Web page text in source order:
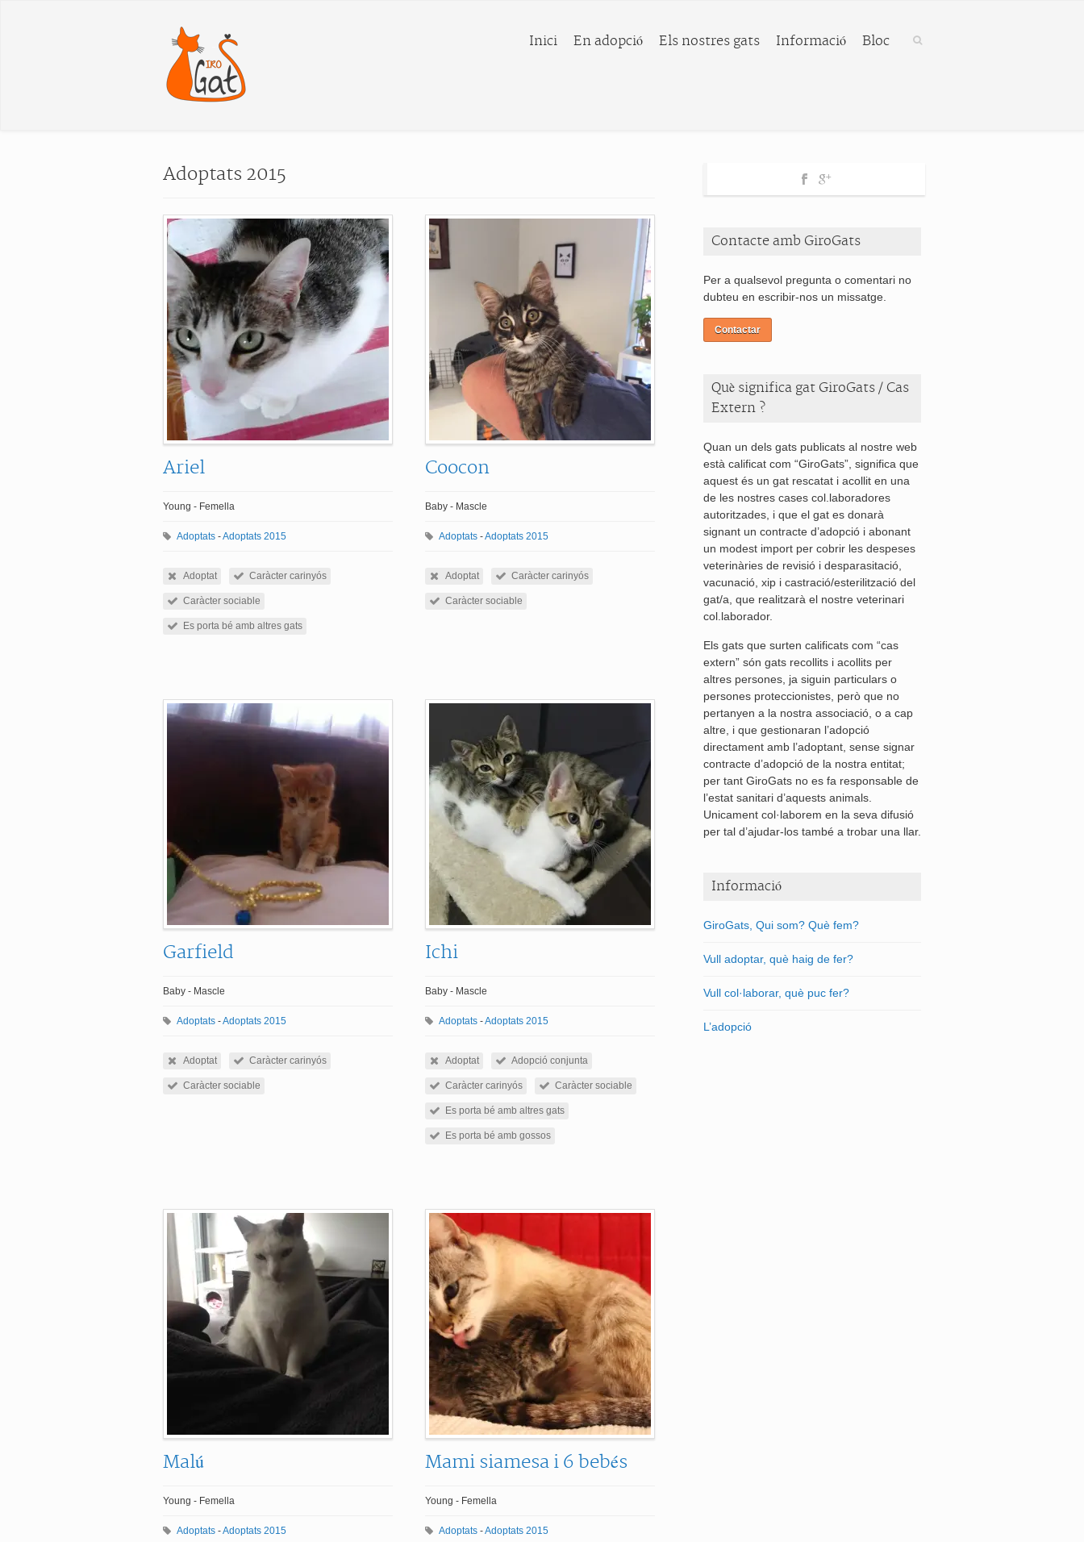
Inici En adopció Els nostres gats Informació Bloc
Adoptats 2015
Ariel
Young - Femella
Adoptats -Adoptats 2015
Adoptat Caràcter carinyós
Caràcter sociable
Es porta bé amb altres gats
Coocon
Baby - Mascle
Adoptats -Adoptats 2015
Adoptat Caràcter carinyós
Caràcter sociable
Garfield
Baby - Mascle
Adoptats -Adoptats 2015
Adoptat Caràcter carinyós
Caràcter sociable
Ichi
Baby - Mascle
Adoptats -Adoptats 2015
Adoptat Adopció conjunta
Caràcter carinyós Caràcter sociable
Es porta bé amb altres gats
Es porta bé amb gossos
Malú
Young - Femella
Adoptats -Adoptats 2015
Mami siamesa i 6 bebés
Young - Femella
Adoptats -Adoptats 2015
Contacte amb GiroGats
Per a qualsevol pregunta o comentari no
dubteu en escribir-nos un missatge.
Contactar
Què significa gat GiroGats / Cas
Extern ?
Quan un dels gats publicats al nostre web
està calificat com “GiroGats”, significa que
aquest és un gat rescatat i acollit en una
de les nostres cases col.laboradores
autoritzades, i que el gat es donarà
signant un contracte d’adopció i abonant
un modest import per cobrir les despeses
veterinàries de revisió i desparasitació,
vacunació, xip i castració/esterilització del
gat/a, que realitzarà el nostre veterinari
col.laborador.
Els gats que surten calificats com “cas
extern” són gats recollits i acollits per
altres persones, ja siguin particulars o
persones proteccionistes, però que no
pertanyen a la nostra associació, o a cap
altre, i que gestionaran l’adopció
directament amb l’adoptant, sense signar
contracte d’adopció de la nostra entitat;
per tant GiroGats no es fa responsable de
l’estat sanitari d’aquests animals.
Unicament col·laborem en la seva difusió
per tal d’ajudar-los també a trobar una llar.
Informació
GiroGats, Qui som? Què fem?
Vull adoptar, què haig de fer?
Vull col·laborar, què puc fer?
L’adopció